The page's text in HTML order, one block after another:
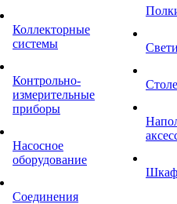
Коллекторные
системы
Контрольно-
измерительные
приборы
Насосное
оборудование
Соединения